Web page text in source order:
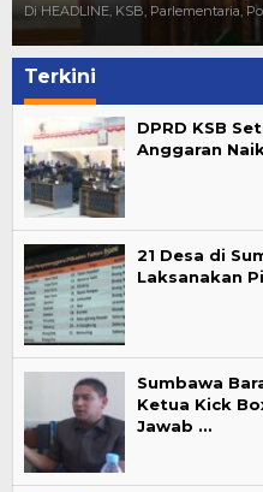
Di HEADLINE, KSB, Parlementaria,
Terkini
DPRD KSB
Anggaran
21 Desa di
Laksanakan
Sumbawa
Ketua Kick
Jawab …